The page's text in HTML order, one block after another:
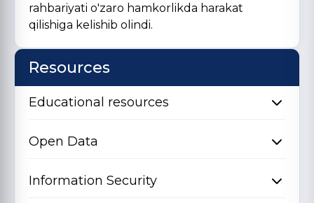
rahbariyati o'zaro hamkorlikda harakat
qilishiga kelishib olindi.
Resources
Educational resources
Open Data
Information Security